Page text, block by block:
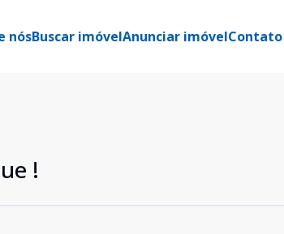
nósBuscar imóvelAnunciar imóvelContato
!